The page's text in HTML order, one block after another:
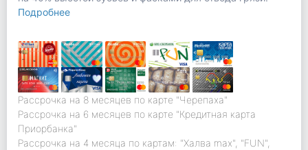
Подробнее
Рассрочка на 8 месяцев по карте "Черепаха"
Рассрочка на 6 месяцев по карте "Кредитная карта
Приорбанка"
Рассрочка на 4 месяца по картам: "Халва max", "FUN",